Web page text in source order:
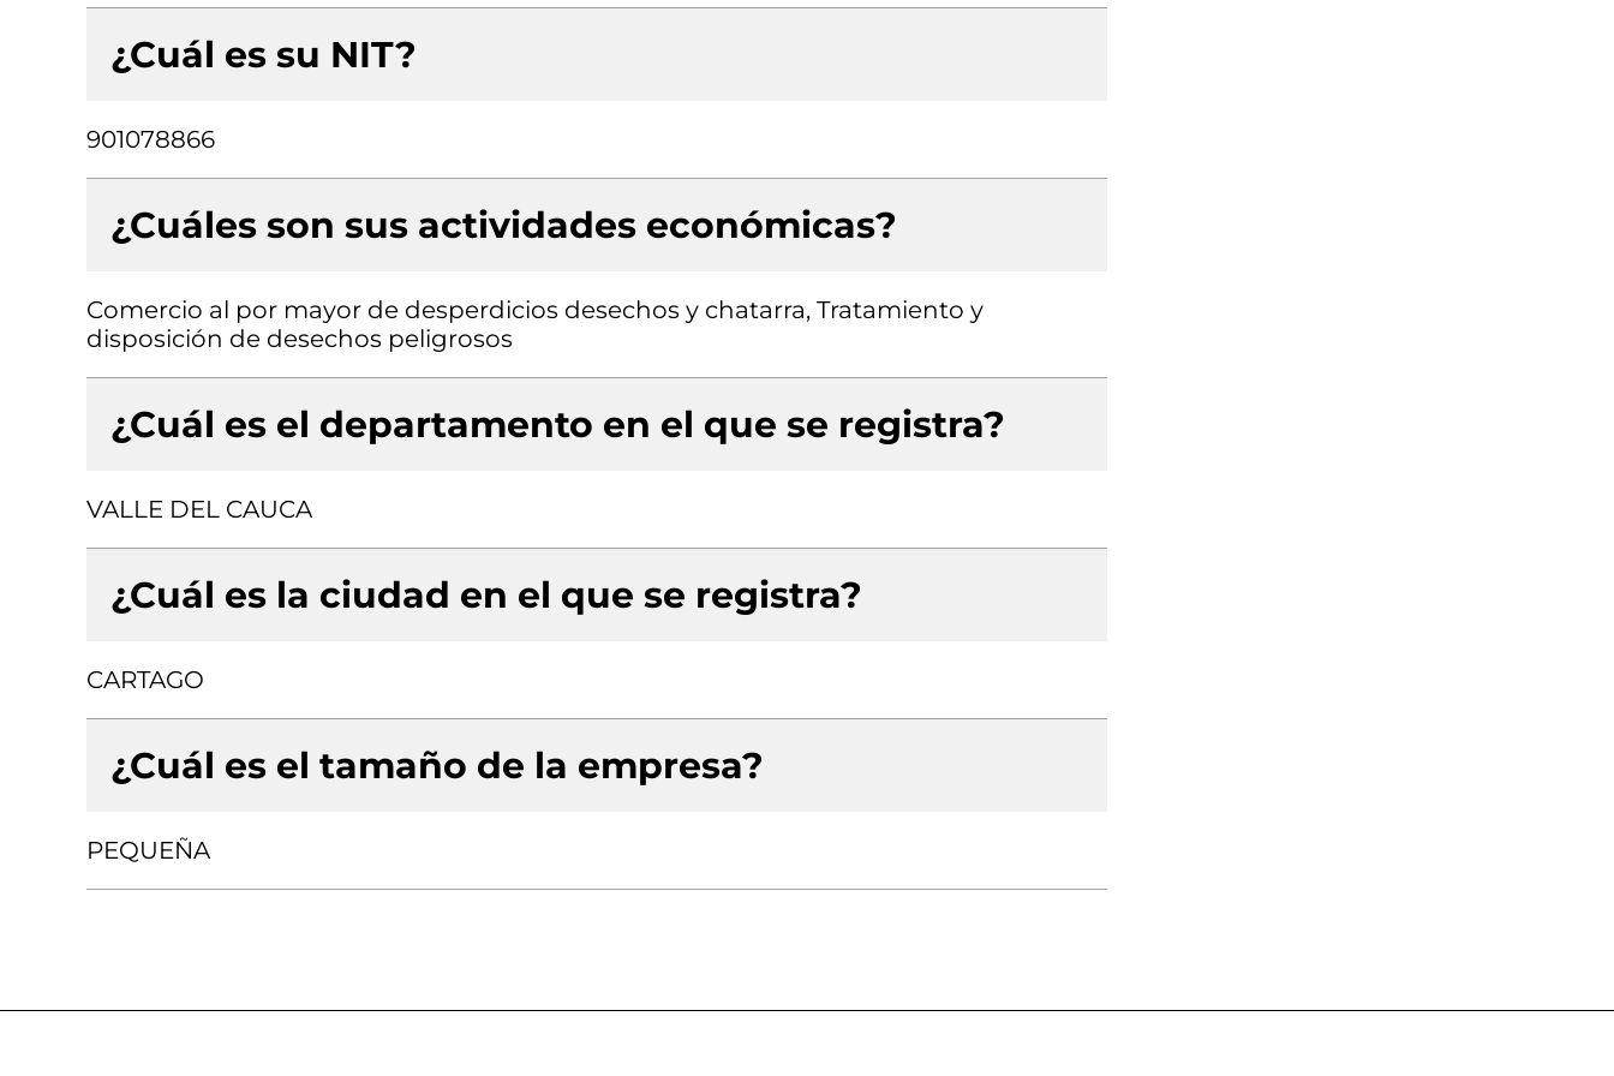
¿Cuál es su NIT?
901078866
¿Cuáles son sus actividades económicas?
Comercio al por mayor de desperdicios desechos y chatarra, Tratamiento y
disposición de desechos peligrosos
¿Cuál es el departamento en el que se registra?
VALLE DEL CAUCA
¿Cuál es la ciudad en el que se registra?
CARTAGO
¿Cuál es el tamaño de la empresa?
PEQUEÑA